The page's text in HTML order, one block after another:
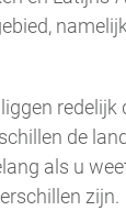
redelijk
de
als u
zijn.